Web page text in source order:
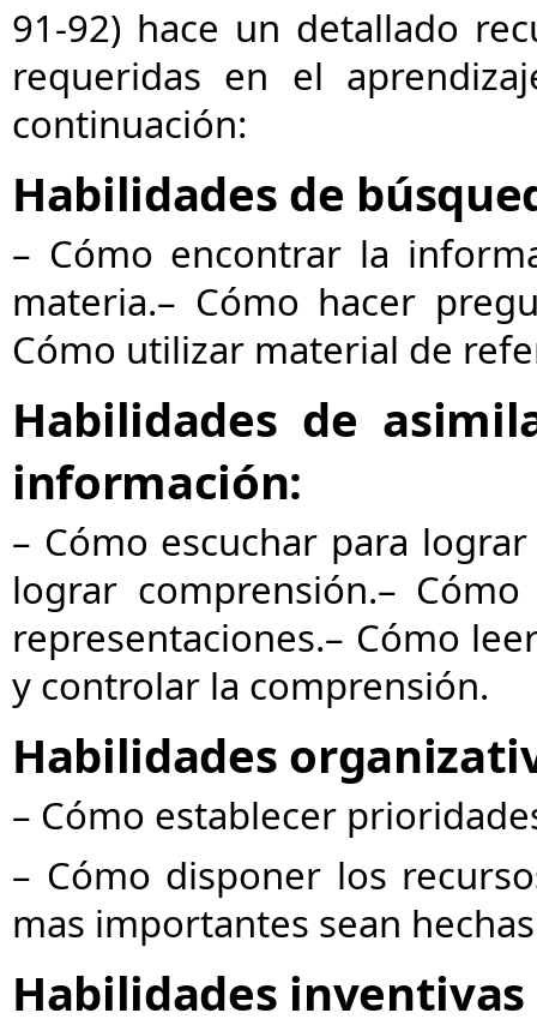
91-92) hace un detallado
requeridas en el
continuación:
Habilidades de
– Cómo encontrar la
materia.– Cómo hacer
Cómo utilizar material de
Habilidades de
información:
– Cómo escuchar para
lograr comprensión.–
representaciones.– Cómo
y controlar la comprensión.
Habilidades
– Cómo establecer
– Cómo disponer los
mas importantes sean
Habilidades